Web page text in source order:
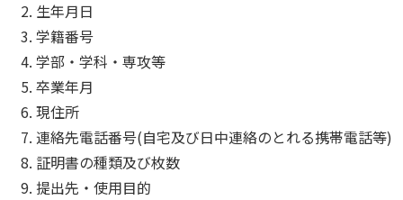
生年月日
学籍番号
学部・学科・専攻等
卒業年月
現住所
連絡先電話番号(自宅及び日中連絡のとれる携帯電話等)
証明書の種類及び枚数
提出先・使用目的